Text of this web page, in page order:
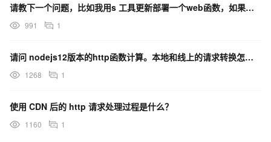
请教下一个问题，比如我用s 工具更新部署一个web函数，如果这个函数本来在处理一些http请求，有1
991 1
请问 nodejs12版本的http函数计算。本地和线上的请求转换怎么控制为一致的解析模式。 本地
1268 1
使用 CDN 后的 http 请求处理过程是什么？
1160 1